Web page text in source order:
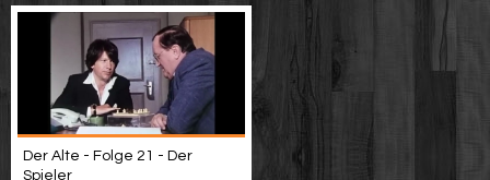
Der Alte - Folge 21 - Der
Spieler